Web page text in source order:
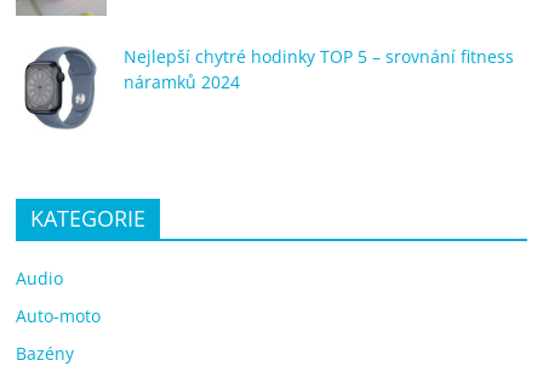
Nejlepší chytré hodinky TOP 5 – srovnání fitness
náramků 2024
KATEGORIE
Audio
Auto-moto
Bazény